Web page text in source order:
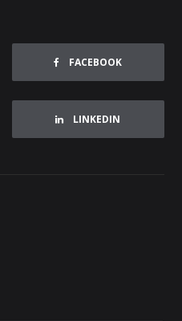
FACEBOOK
LINKEDIN